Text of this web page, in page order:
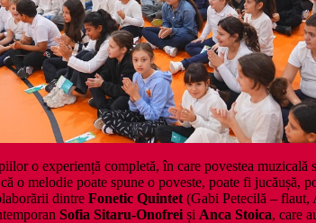
o experiență completă, în care povestea
melodie poate spune o poveste, poate fi jucăușă,
dintre Fonetic Quintet (Gabi Petecilă – flaut,
Sofia Sitaru-Onofrei și Anca Stoica, care